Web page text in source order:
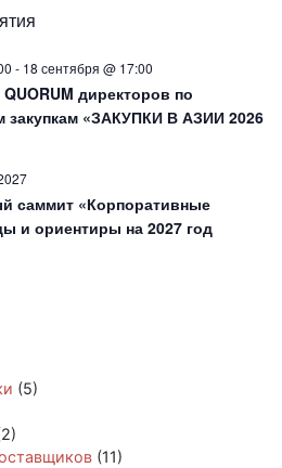
- 18 сентября @ 17:00
директоров по
закупкам «ЗАКУПКИ В АЗИИ 2026
саммит «Корпоративные
и ориентиры на 2027 год
(5)
(11)